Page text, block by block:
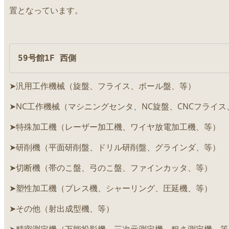
置となっています。
59号館1F 西側
➤汎用工作機械（旋盤、フライス、ボール盤、等）
➤NC工作機械（マシニングセンタ、NC旋盤、CNCフライス
➤特殊加工機（レーザー加工機、ワイヤ放電加工機、等）
➤研削機（平面研削盤、ドリル研削盤、グラインダ、等）
➤切断機（帯のこ盤、弓のこ盤、ファインカッタ、等）
➤塑性加工機（プレス機、シャーリング、圧延機、等）
➤その他（射出成型機、等）